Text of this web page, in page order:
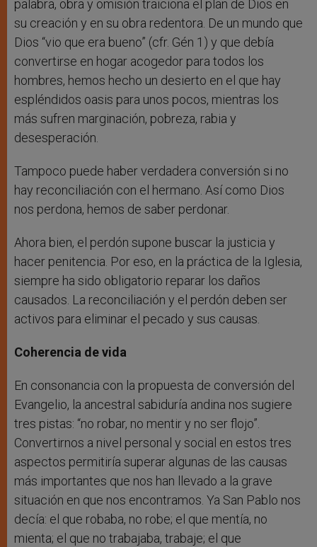
palabra, obra y omisión traiciona el plan de Dios en
su creación y en su obra redentora. De un mundo que
Dios “vio que era bueno” (cfr. Gén 1) y que debía
convertirse en hogar acogedor para todos los
hombres, hemos hecho un desierto en el que hay
espléndidos oasis para unos pocos, mientras los
más sufren marginación, pobreza, rabia y
desesperación.
Tampoco puede haber verdadera conversión si no
hay reconciliación con el hermano. Así como Dios
nos perdona, hemos de saber perdonar.
Ahora bien, el perdón supone buscar la justicia y
hacer penitencia. Por eso, en la práctica de la Iglesia,
siempre ha sido obligatorio reparar los daños
causados. La reconciliación y el perdón deben ser
activos para eliminar el pecado y sus causas.
Coherencia de vida
En consonancia con la propuesta de conversión del
Evangelio, la ancestral sabiduría andina nos sugiere
tres pistas: “no robar, no mentir y no ser flojo”.
Convertirnos a nivel personal y social en estos tres
aspectos permitiría superar algunas de las causas
más importantes que nos han llevado a la grave
situación en que nos encontramos. Ya San Pablo nos
decía: el que robaba, no robe; el que mentía, no
mienta; el que no trabajaba, trabaje; el que